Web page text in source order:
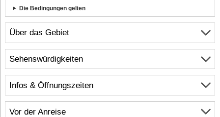
Über das Gebiet
Infos & Öffnungszeiten
Vor der Anreise
Die Bedingungen gelten
Sehenswürdigkeiten